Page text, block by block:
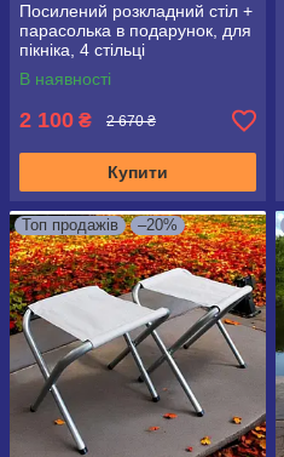
Посилений розкладний стіл +
парасолька в подарунок, для
пікніка, 4 стільці
В наявності
2 100 ₴ 2 670 ₴
Купити
Топ продажів –20%